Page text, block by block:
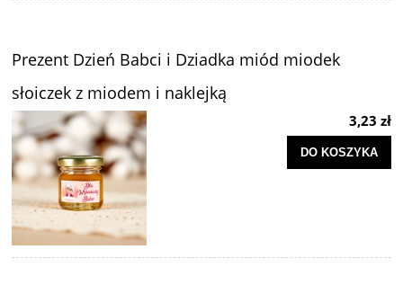
Prezent Dzień Babci i Dziadka miód miodek
słoiczek z miodem i naklejką
3,23 zł
DO KOSZYKA